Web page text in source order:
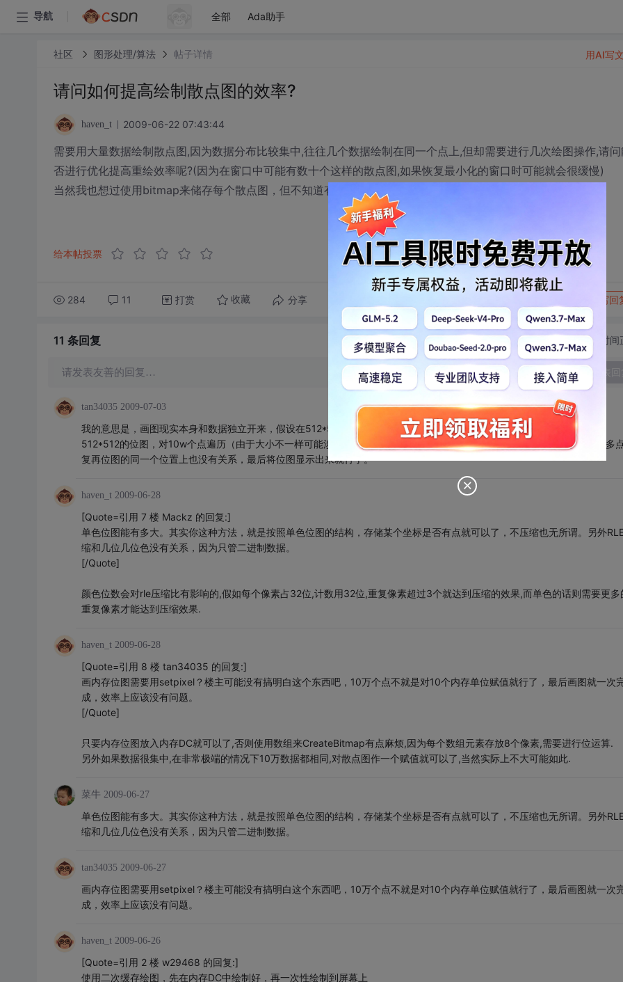
导航 全部 Ada助手
社区 图形处理/算法 帖子详情
请问如何提高绘制散点图的效率?
haven_t 2009-06-22 07:43:44
需要用大量数据绘制散点图,因为数据分布比较集中,往往几个数据绘制在同一个点上,但却需要进行几次绘图操作,请问
否进行优化提高重绘效率呢?(因为在窗口中可能有数十个这样的散点图,如果恢复最小化的窗口时可能就会很缓慢)
当然我也想过使用bitmap来储存每个散点图，但不知道有没有方法对图像进行压缩以减少资源的占用呢？
给本帖投票
284 11 打赏 收藏 分享 写回
用AI写
11 条回复 切换为时间
请发表友善的回复… 发表回
tan34035 2009-07-03
我的意思是，画图现实本身和数据独立开来，假设在512*512的空间显示（通常软件显示区位固定大小），那么就分配一个
512*512的位图，对10w个点遍历（由于大小不一样可能涉及到差值或者去最邻近点），哪个位置有点就标记，很有可能很多
复再位图的同一个位置上也没有关系，最后将位图显示出来就行了。
haven_t 2009-06-28
[Quote=引用 7 楼 Mackz 的回复:]
单色位图能有多大。其实你这种方法，就是按照单色位图的结构，存储某个坐标是否有点就可以了，不压缩也无所谓。另外
缩和几位几位色没有关系，因为只管二进制数据。
[/Quote]
颜色位数会对rle压缩比有影响的,假如每个像素占32位,计数用32位,重复像素超过3个就达到压缩的效果,而单色的话则需要更多
重复像素才能达到压缩效果.
haven_t 2009-06-28
[Quote=引用 8 楼 tan34035 的回复:]
画内存位图需要用setpixel？楼主可能没有搞明白这个东西吧，10万个点不就是对10个内存单位赋值就行了，最后画图就一次
成，效率上应该没有问题。
[/Quote]
只要内存位图放入内存DC就可以了,否则使用数组来CreateBitmap有点麻烦,因为每个数组元素存放8个像素,需要进行位运算.
另外如果数据很集中,在非常极端的情况下10万数据都相同,对散点图作一个赋值就可以了,当然实际上不大可能如此.
菜牛 2009-06-27
单色位图能有多大。其实你这种方法，就是按照单色位图的结构，存储某个坐标是否有点就可以了，不压缩也无所谓。另外
缩和几位几位色没有关系，因为只管二进制数据。
tan34035 2009-06-27
画内存位图需要用setpixel？楼主可能没有搞明白这个东西吧，10万个点不就是对10个内存单位赋值就行了，最后画图就一次
成，效率上应该没有问题。
haven_t 2009-06-26
[Quote=引用 2 楼 w29468 的回复:]
使用二次缓存绘图，先在内存DC中绘制好，再一次性绘制到屏幕上